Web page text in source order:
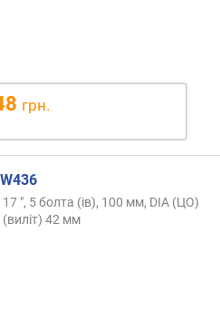
грн.
17 ", 5 болта (ів), 100 мм, DIA (ЦО)
42 мм